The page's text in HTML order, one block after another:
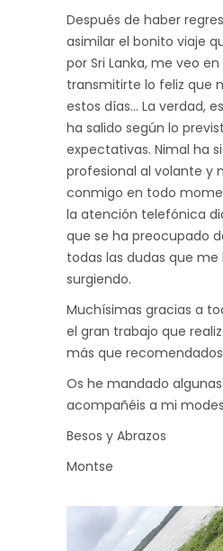
Después de haber
asimilar el bonito viaje
por Sri Lanka, me veo
transmitirte lo feliz que
estos días… La verdad,
ha salido según lo
expectativas. Nimal ha
profesional al volante y
conmigo en todo
la atención telefónica
que se ha preocupado
todas las dudas que me
surgiendo.
Muchísimas gracias a
el gran trabajo que
más que
Os he mandado
acompañéis a mi
Besos y Abrazos
Montse